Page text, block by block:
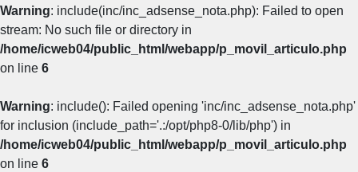
Warning: include(inc/inc_adsense_nota.php): Failed to open
stream: No such file or directory in
/home/icweb04/public_html/webapp/p_movil_articulo.php
on line 6
Warning: include(): Failed opening 'inc/inc_adsense_nota.php'
for inclusion (include_path='.:/opt/php8-0/lib/php') in
/home/icweb04/public_html/webapp/p_movil_articulo.php
on line 6